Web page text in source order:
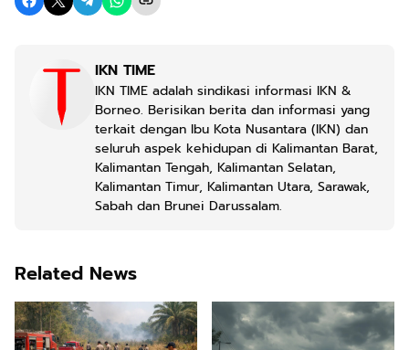
IKN TIME
IKN TIME adalah sindikasi informasi IKN &
Borneo. Berisikan berita dan informasi yang
terkait dengan Ibu Kota Nusantara (IKN) dan
seluruh aspek kehidupan di Kalimantan Barat,
Kalimantan Tengah, Kalimantan Selatan,
Kalimantan Timur, Kalimantan Utara, Sarawak,
Sabah dan Brunei Darussalam.
Related News